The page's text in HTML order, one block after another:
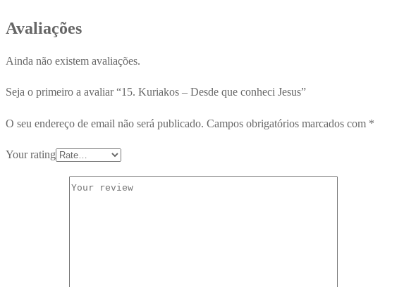
Avaliações
Ainda não existem avaliações.
Seja o primeiro a avaliar “15. Kuriakos – Desde que conheci Jesus”
O seu endereço de email não será publicado. Campos obrigatórios marcados com *
Your rating